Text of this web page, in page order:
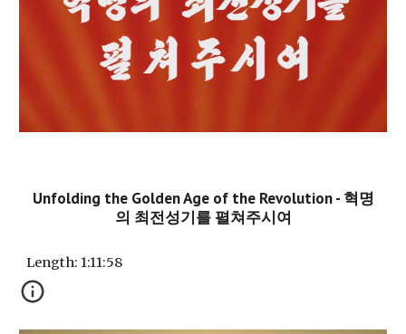
Unfolding the Golden Age of the Revolution - 혁명
의 최전성기를 펼쳐주시여
Length: 1:11:58